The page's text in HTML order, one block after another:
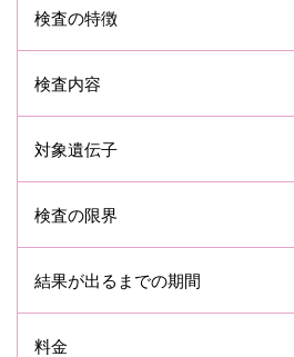
検査の特徴
検査内容
対象遺伝子
検査の限界
結果が出るまでの期間
料金